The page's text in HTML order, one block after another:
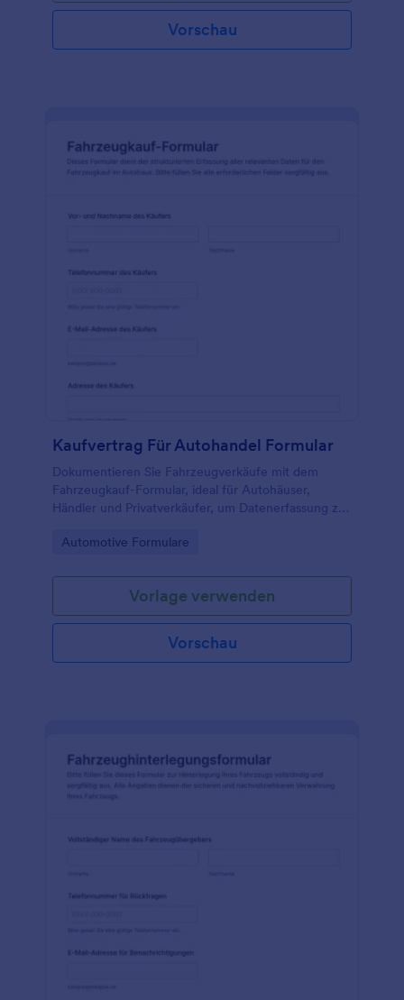
Vorschau
Kaufvertrag Für Autohandel Formular
Dokumentieren Sie Fahrzeugverkäufe mit dem
Fahrzeugkauf-Formular, ideal für Autohäuser,
Händler und Privatverkäufer, um Datenerfassung zu
Übergabe übersichtlich zu verwalten.
Go to Category:
Automotive Formulare
Vorlage verwenden
Vorschau